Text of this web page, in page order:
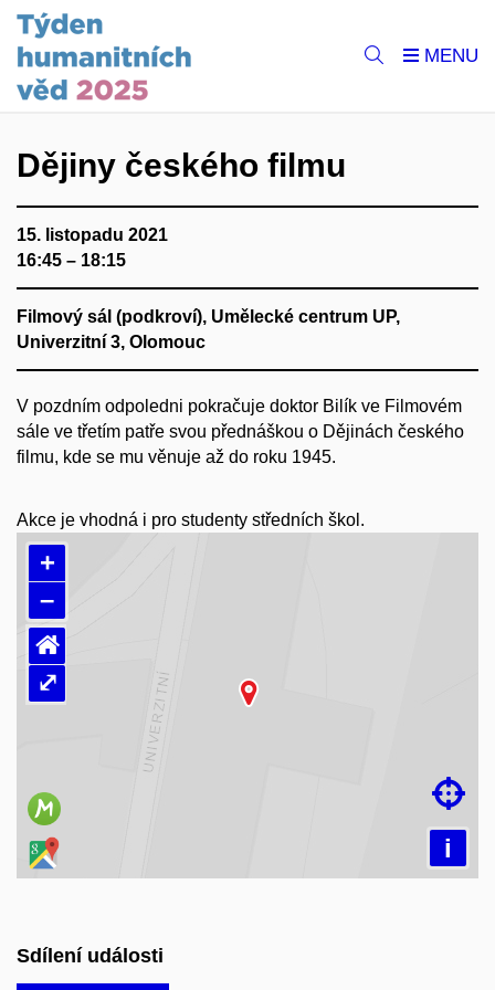
Dějiny českého filmu
15. listopadu 2021
16:45 – 18:15
Filmový sál (podkroví), Umělecké centrum UP,
Univerzitní 3, Olomouc
V pozdním odpoledni pokračuje doktor Bilík ve Filmovém
sále ve třetím patře svou přednáškou o Dějinách českého
filmu, kde se mu věnuje až do roku 1945.
Akce je vhodná i pro studenty středních škol.
Načítám mapu…
+
–
i

⌂
⤢
Sdílení události